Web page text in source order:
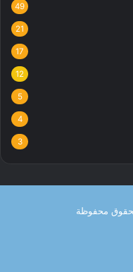
49
21
17
12
5
4
3